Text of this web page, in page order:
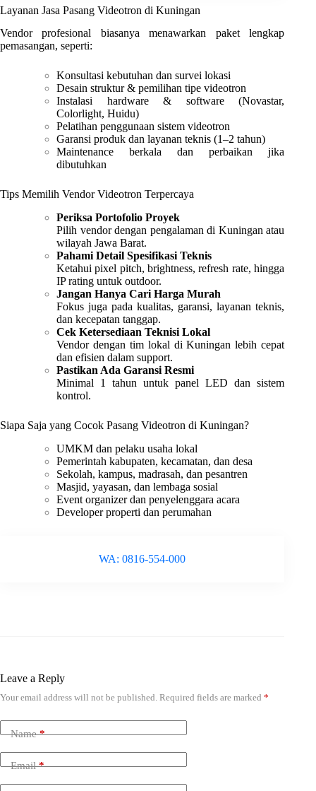
Layanan Jasa Pasang Videotron di Kuningan
Vendor profesional biasanya menawarkan paket lengkap
pemasangan, seperti:
Konsultasi kebutuhan dan survei lokasi
Desain struktur & pemilihan tipe videotron
Instalasi hardware & software (Novastar,
Colorlight, Huidu)
Pelatihan penggunaan sistem videotron
Garansi produk dan layanan teknis (1–2 tahun)
Maintenance berkala dan perbaikan jika
dibutuhkan
Tips Memilih Vendor Videotron Terpercaya
Periksa Portofolio Proyek
Pilih vendor dengan pengalaman di Kuningan atau
wilayah Jawa Barat.
Pahami Detail Spesifikasi Teknis
Ketahui pixel pitch, brightness, refresh rate, hingga
IP rating untuk outdoor.
Jangan Hanya Cari Harga Murah
Fokus juga pada kualitas, garansi, layanan teknis,
dan kecepatan tanggap.
Cek Ketersediaan Teknisi Lokal
Vendor dengan tim lokal di Kuningan lebih cepat
dan efisien dalam support.
Pastikan Ada Garansi Resmi
Minimal 1 tahun untuk panel LED dan sistem
kontrol.
Siapa Saja yang Cocok Pasang Videotron di Kuningan?
UMKM dan pelaku usaha lokal
Pemerintah kabupaten, kecamatan, dan desa
Sekolah, kampus, madrasah, dan pesantren
Masjid, yayasan, dan lembaga sosial
Event organizer dan penyelenggara acara
Developer properti dan perumahan
WA: 0816-554-000
Leave a Reply
Your email address will not be published. Required fields are marked *
Name*
Email*